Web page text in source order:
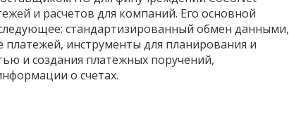
и расчетов для компаний. Его основной
стандартизированный обмен данными,
платежей, инструменты для планирования и
и создания платежных поручений,
о счетах.